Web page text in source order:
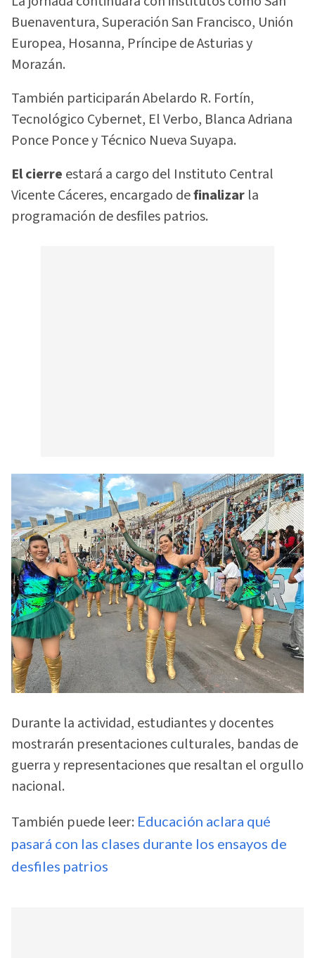
Buenaventura, Superación San Francisco, Unión
Europea, Hosanna, Príncipe de Asturias y
Morazán.
También participarán Abelardo R. Fortín,
Tecnológico Cybernet, El Verbo, Blanca Adriana
Ponce Ponce y Técnico Nueva Suyapa.
El cierre estará a cargo del Instituto Central
Vicente Cáceres, encargado definalizar la
programación de desfiles patrios.
Durante la actividad, estudiantes y docentes
mostrarán presentaciones culturales, bandas de
guerra y representaciones que resaltan el orgullo
nacional.
También puede leer: Educación aclara qué
pasará con las clases durante los ensayos de
desfiles patrios